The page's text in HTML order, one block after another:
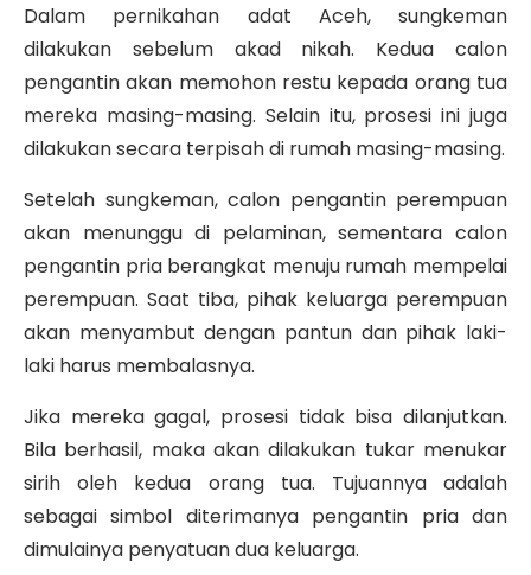
Dalam pernikahan adat Aceh, sungkeman
dilakukan sebelum akad nikah. Kedua calon
pengantin akan memohon restu kepada orang tua
mereka masing-masing. Selain itu, prosesi ini juga
dilakukan secara terpisah di rumah masing-masing.
Setelah sungkeman, calon pengantin perempuan
akan menunggu di pelaminan, sementara calon
pengantin pria berangkat menuju rumah mempelai
perempuan. Saat tiba, pihak keluarga perempuan
akan menyambut dengan pantun dan pihak laki-
laki harus membalasnya.
Jika mereka gagal, prosesi tidak bisa dilanjutkan.
Bila berhasil, maka akan dilakukan tukar menukar
sirih oleh kedua orang tua. Tujuannya adalah
sebagai simbol diterimanya pengantin pria dan
dimulainya penyatuan dua keluarga.